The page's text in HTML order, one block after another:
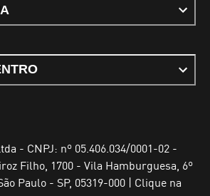
- CNPJ: nº 05.406.034/0001-02 -
Filho, 1700 - Vila Hamburguesa, 6º
Paulo - SP, 05319-000 | Clique na